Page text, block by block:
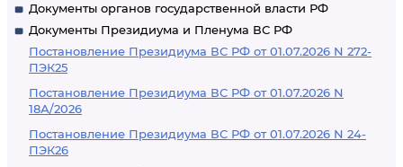
Документы органов государственной власти РФ
Документы Президиума и Пленума ВС РФ
Постановление Президиума ВС РФ от 01.07.2026 N 272-
ПЭК25
Постановление Президиума ВС РФ от 01.07.2026 N
18А/2026
Постановление Президиума ВС РФ от 01.07.2026 N 24-
ПЭК26